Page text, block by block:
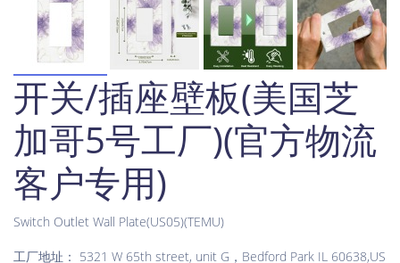
开关/插座壁板(美国芝
加哥5号工厂)(官方物流
客户专用)
Switch Outlet Wall Plate(US05)(TEMU)
工厂地址： 5321 W 65th street, unit G，Bedford Park IL 60638,US